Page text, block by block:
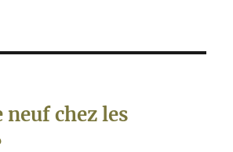
neuf chez les